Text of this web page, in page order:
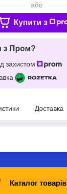
або
Купити з
з Пром?
захистом
Доставка
Каталог товарів